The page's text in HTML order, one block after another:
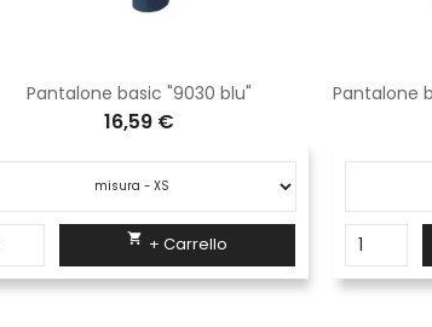
Pantalone basic "9030 blu"
16,59 €
 + Carrello